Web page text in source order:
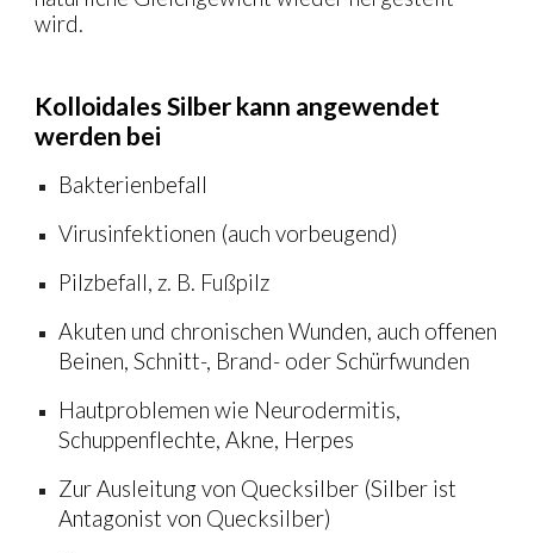
wird.
Kolloidales Silber kann angewendet
werden bei
Bakterienbefall
Virusinfektionen (auch vorbeugend)
Pilzbefall, z. B. Fußpilz
Akuten und chronischen Wunden, auch offenen
Beinen, Schnitt-, Brand- oder Schürfwunden
Hautproblemen wie Neurodermitis,
Schuppenflechte, Akne, Herpes
Zur Ausleitung von Quecksilber (Silber ist
Antagonist von Quecksilber)